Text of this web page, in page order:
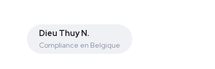
Dieu Thuy N.
Compliance en Belgique